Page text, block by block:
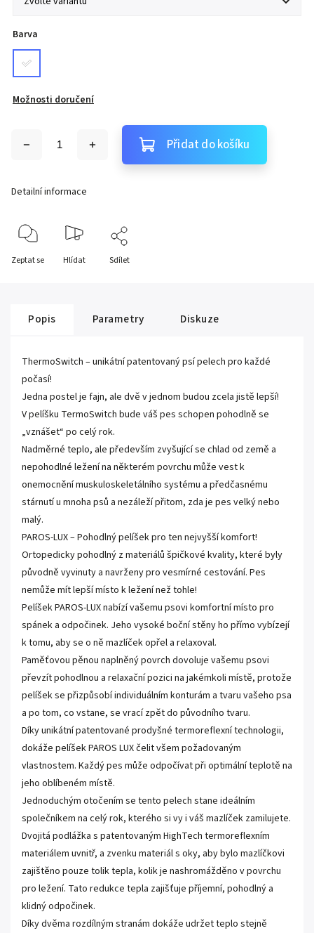
Barva
Možnosti doručení
Přidat do košíku
Detailní informace
Zeptat se Hlídat Sdílet
Popis Parametry Diskuze
ThermoSwitch – unikátní patentovaný psí pelech pro každé
počasí!
Jedna postel je fajn, ale dvě v jednom budou zcela jistě lepší!
V pelíšku TermoSwitch bude váš pes schopen pohodlně se
„vznášet“ po celý rok.
Nadměrné teplo, ale především zvyšující se chlad od země a
nepohodlné ležení na některém povrchu může vest k
onemocnění muskuloskeletálního systému a předčasnému
stárnutí u mnoha psů a nezáleží přitom, zda je pes velký nebo
malý.
PAROS-LUX – Pohodlný pelíšek pro ten nejvyšší komfort!
Ortopedicky pohodlný z materiálů špičkové kvality, které byly
původně vyvinuty a navrženy pro vesmírné cestování. Pes
nemůže mít lepší místo k ležení než tohle!
Pelíšek PAROS-LUX nabízí vašemu psovi komfortní místo pro
spánek a odpočinek. Jeho vysoké boční stěny ho přímo vybízejí
k tomu, aby se o ně mazlíček opřel a relaxoval.
Paměťovou pěnou naplněný povrch dovoluje vašemu psovi
převzít pohodlnou a relaxační pozici na jakémkoli místě, protože
pelíšek se přizpůsobí individuálním konturám a tvaru vašeho psa
a po tom, co vstane, se vrací zpět do původního tvaru.
Díky unikátní patentované prodyšné termoreflexní technologii,
dokáže pelíšek PAROS LUX čelit všem požadovaným
vlastnostem. Každý pes může odpočívat při optimální teplotě na
jeho oblíbeném místě.
Jednoduchým otočením se tento pelech stane ideálním
společníkem na celý rok, kterého si vy i váš mazlíček zamilujete.
Dvojitá podlážka s patentovaným HighTech termoreflexním
materiálem uvnitř, a zvenku materiál s oky, aby bylo mazlíčkovi
zajištěno pouze tolik tepla, kolik je nashromážděno v povrchu
pro ležení. Tato redukce tepla zajišťuje příjemní, pohodlný a
klidný odpočinek.
Díky dvěma rozdílným stranám dokáže udržet teplo stejně